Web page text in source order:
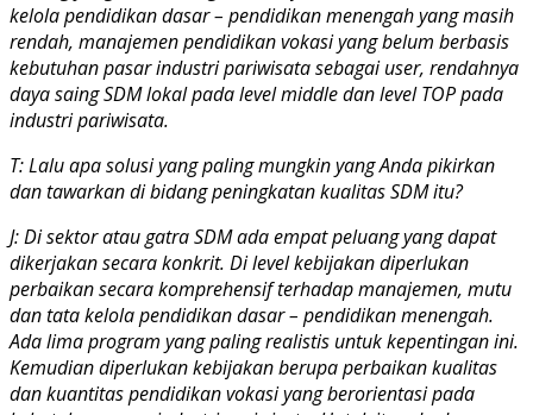
kelola pendidikan dasar – pendidikan menengah yang masih
rendah, manajemen pendidikan vokasi yang belum berbasis
kebutuhan pasar industri pariwisata sebagai user, rendahnya
daya saing SDM lokal pada level middle dan level TOP pada
industri pariwisata.
T: Lalu apa solusi yang paling mungkin yang Anda pikirkan
dan tawarkan di bidang peningkatan kualitas SDM itu?
J: Di sektor atau gatra SDM ada empat peluang yang dapat
dikerjakan secara konkrit. Di level kebijakan diperlukan
perbaikan secara komprehensif terhadap manajemen, mutu
dan tata kelola pendidikan dasar – pendidikan menengah.
Ada lima program yang paling realistis untuk kepentingan ini.
Kemudian diperlukan kebijakan berupa perbaikan kualitas
dan kuantitas pendidikan vokasi yang berorientasi pada